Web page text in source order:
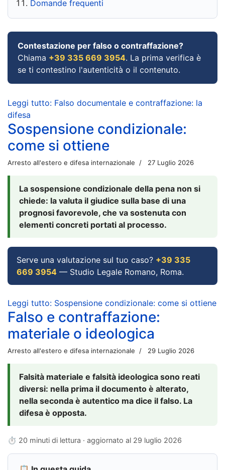
Domande frequenti
Contestazione per falso o contraffazione?
Chiama +39 335 669 3954. La prima verifica è
se ti contestino l'autenticità o il contenuto.
Leggi tutto: Falso documentale e contraffazione: la
difesa
Sospensione condizionale:
come si ottiene
Arresto all'estero e difesa internazionale 27 Luglio 2026
La sospensione condizionale della pena non si
chiede: la valuta il giudice sulla base di una
prognosi favorevole, che va sostenuta con
elementi concreti portati al processo.
Serve una valutazione sul tuo caso? +39 335
669 3954 — Studio Legale Romano, Roma.
Leggi tutto: Sospensione condizionale: come si ottiene
Falso e contraffazione:
materiale o ideologica
Arresto all'estero e difesa internazionale 29 Luglio 2026
Falsità materiale e falsità ideologica sono reati
diversi: nella prima il documento è alterato,
nella seconda è autentico ma dice il falso. La
difesa è opposta.
⏱ 20 minuti di lettura · aggiornato al 29 luglio 2026